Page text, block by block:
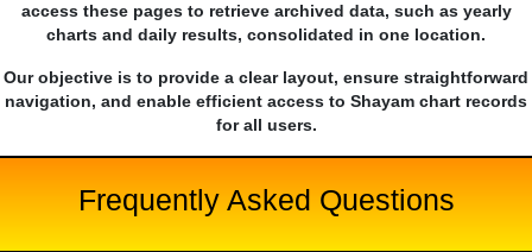
access these pages to retrieve archived data, such as yearly
charts and daily results, consolidated in one location.
Our objective is to provide a clear layout, ensure straightforward
navigation, and enable efficient access to Shayam chart records
for all users.
Frequently Asked Questions